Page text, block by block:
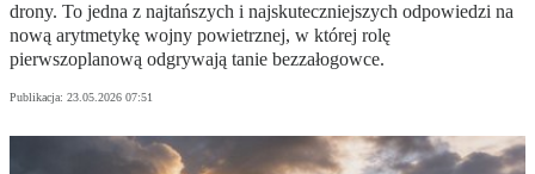
drony. To jedna z najtańszych i najskuteczniejszych odpowiedzi na
nową arytmetykę wojny powietrznej, w której rolę
pierwszoplanową odgrywają tanie bezzałogowce.
Publikacja: 23.05.2026 07:51